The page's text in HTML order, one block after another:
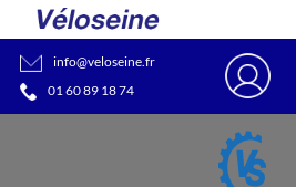
info@veloseine.fr
01 60 89 18 74